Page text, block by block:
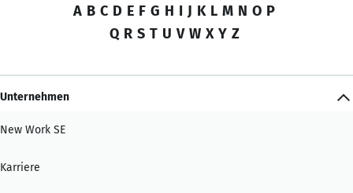
A B C D E F G H I J K L M N O P
Q R S T U V W X Y Z
Unternehmen
New Work SE
Karriere